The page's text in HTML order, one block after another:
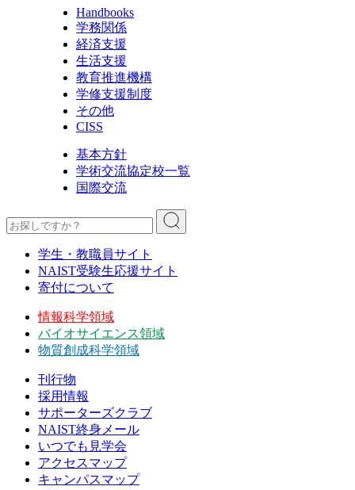
Handbooks
学務関係
経済支援
生活支援
教育推進機構
学修支援制度
その他
CISS
基本方針
学術交流協定校一覧
国際交流
学生・教職員サイト
NAIST受験生応援サイト
寄付について
情報科学領域
バイオサイエンス領域
物質創成科学領域
刊行物
採用情報
サポーターズクラブ
NAIST終身メール
いつでも見学会
アクセスマップ
キャンパスマップ